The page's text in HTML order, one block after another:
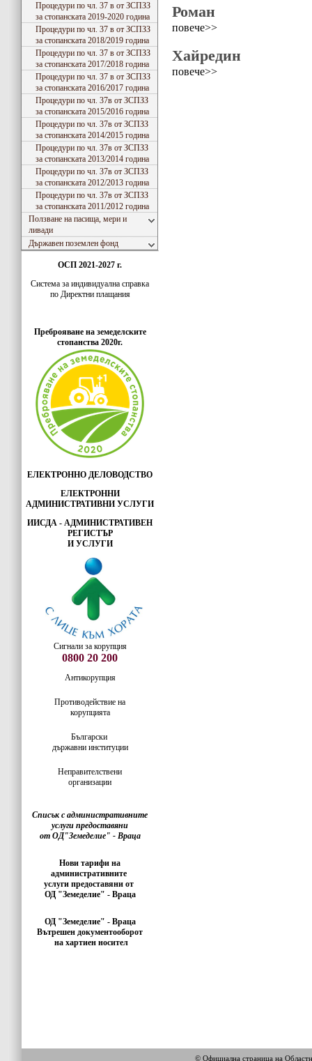
Процедури по чл. 37 в от ЗСПЗЗ
за стопанската 2019-2020 година
Процедури по чл. 37 в от ЗСПЗЗ
за стопанската 2018/2019 година
Процедури по чл. 37 в от ЗСПЗЗ
за стопанската 2017/2018 година
Процедури по чл. 37 в от ЗСПЗЗ
за стопанската 2016/2017 година
Процедури по чл. 37в от ЗСПЗЗ
за стопанската 2015/2016 година
Процедури по чл. 37в от ЗСПЗЗ
за стопанската 2014/2015 година
Процедури по чл. 37в от ЗСПЗЗ
за стопанската 2013/2014 година
Процедури по чл. 37в от ЗСПЗЗ
за стопанската 2012/2013 година
Процедури по чл. 37в от ЗСПЗЗ
за стопанската 2011/2012 година
Ползване на пасища, мери и
ливади
Държавен поземлен фонд
ОСП 2021-2027 г.
Система за индивидуaлна справка
по Директни плащания
Преброяване на земеделските
стопанства 2020г.
ЕЛЕКТРОННО ДЕЛОВОДСТВО
ЕЛЕКТРОННИ
АДМИНИСТРАТИВНИ УСЛУГИ
ИИСДА - АДМИНИСТРАТИВЕН
РЕГИСТЪР
И УСЛУГИ
Сигнали за корупция
0800 20 200
Антикорупция
Противодействие на
корупцията
Български
държавни институции
Неправителствени
организации
Списък с административните
услуги предоставяни
от ОД"Земеделие" - Враца
Нови тарифи на
административните
услуги предоставяни от
ОД "Земеделие" - Враца
ОД "Земеделие" - Враца
Вътрешен документооборот
на хартиен носител
Роман
повече>>
Хайредин
повече>>
© Официална страница на